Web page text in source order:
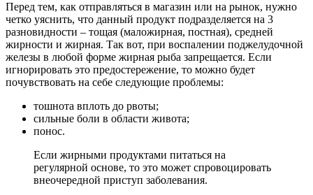
Перед тем, как отправляться в магазин или на рынок, нужно
четко уяснить, что данный продукт подразделяется на 3
разновидности – тощая (маложирная, постная), средней
жирности и жирная. Так вот, при воспалении поджелудочной
железы в любой форме жирная рыба запрещается. Если
игнорировать это предостережение, то можно будет
почувствовать на себе следующие проблемы:
тошнота вплоть до рвоты;
сильные боли в области живота;
понос.
Если жирными продуктами питаться на
регулярной основе, то это может спровоцировать
внеочередной приступ заболевания.